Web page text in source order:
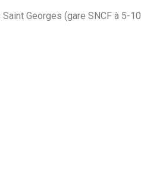
Georges (gare SNCF à 5-10